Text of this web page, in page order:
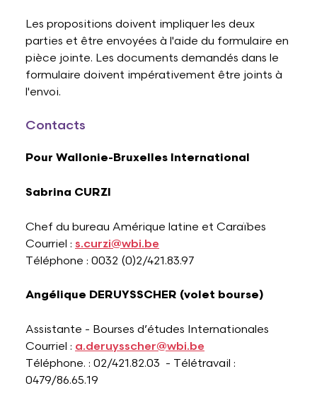
Les propositions doivent impliquer les deux
parties et être envoyées à l'aide du formulaire en
pièce jointe. Les documents demandés dans le
formulaire doivent impérativement être joints à
l'envoi.
Contacts
Pour Wallonie-Bruxelles International
Sabrina CURZI
Chef du bureau Amérique latine et Caraïbes
Courriel : s.curzi@wbi.be
Téléphone : 0032 (0)2/421.83.97
Angélique DERUYSSCHER (volet bourse)
Assistante - Bourses d’études Internationales
Courriel : a.deruysscher@wbi.be
Téléphone. : 02/421.82.03 - Télétravail :
0479/86.65.19